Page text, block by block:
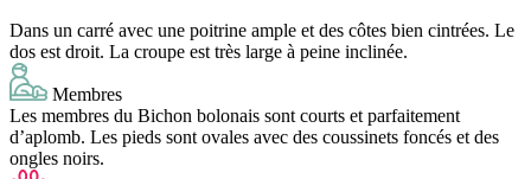
Dans un carré avec une poitrine ample et des côtes bien cintrées. Le
dos est droit. La croupe est très large à peine inclinée.
Membres
Les membres du Bichon bolonais sont courts et parfaitement
d’aplomb. Les pieds sont ovales avec des coussinets foncés et des
ongles noirs.